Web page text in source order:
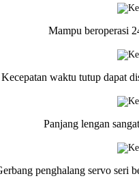
Mampu beroperasi
Kecepatan waktu tutup dapat
Panjang lengan
penghalang servo seri